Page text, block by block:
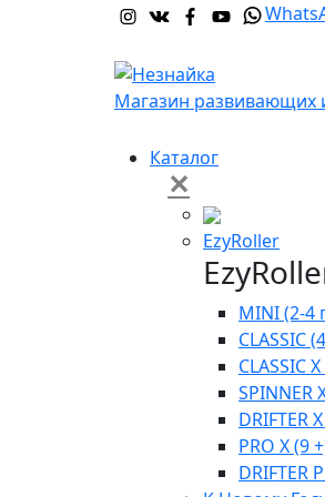
Магазин развивающих
Каталог
✕
EzyRoller
MINI (2-4
CLASSIC
CLASSIC
SPINNER
DRIFTER
PRO X (9
DRIFTER